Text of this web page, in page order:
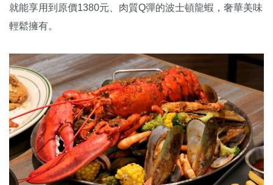
就能享用到原價1380元、肉質Q彈的波士頓龍蝦，奢華美味
輕鬆擁有。